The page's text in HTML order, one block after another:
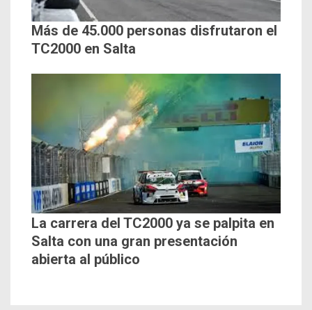
Más de 45.000 personas disfrutaron el
TC2000 en Salta
La carrera del TC2000 ya se palpita en
Salta con una gran presentación
abierta al público